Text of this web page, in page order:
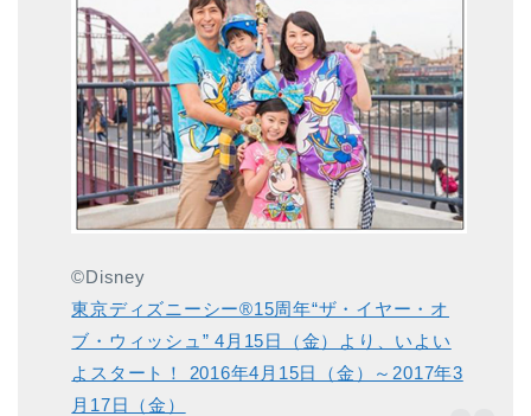
©Disney
東京ディズニーシー®15周年“ザ・イヤー・オ
ブ・ウィッシュ” 4月15日（金）より、いよい
よスタート！ 2016年4月15日（金）～2017年3
月17日（金）